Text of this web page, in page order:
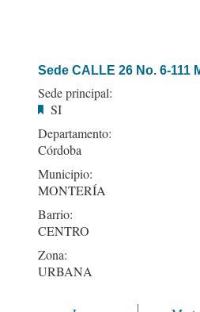
Sede CALLE 26 No. 6-111
Sede principal:
SI
Departamento:
Córdoba
Municipio:
MONTERÍA
Barrio:
CENTRO
Zona:
URBANA